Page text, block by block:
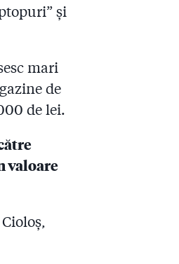
și
mari
de
de lei.
valoare